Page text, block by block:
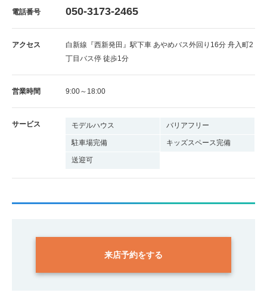
電話番号 050-3173-2465
アクセス
白新線『西新発田』駅下車 あやめバス外回り16分 舟入町2
丁目バス停 徒歩1分
営業時間 9:00～18:00
サービス モデルハウス バリアフリー
駐車場完備 キッズスペース完備
送迎可
来店予約をする